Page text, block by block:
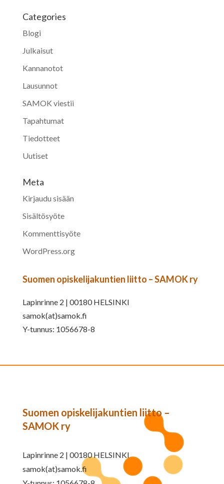
Categories
Blogi
Julkaisut
Kannanotot
Lausunnot
SAMOK viestii
Tapahtumat
Tiedotteet
Uutiset
Meta
Kirjaudu sisään
Sisältösyöte
Kommenttisyöte
WordPress.org
Suomen opiskelijakuntien liitto – SAMOK ry
Lapinrinne 2 | 00180 HELSINKI
samok(at)samok.fi
Y-tunnus: 1056678-8
Suomen opiskelijakuntien liitto –
SAMOK ry
Lapinrinne 2 | 00180 HELSINKI
samok(at)samok.fi